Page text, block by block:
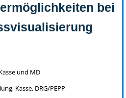
bei
und MD
Kasse, DRG/PEPP